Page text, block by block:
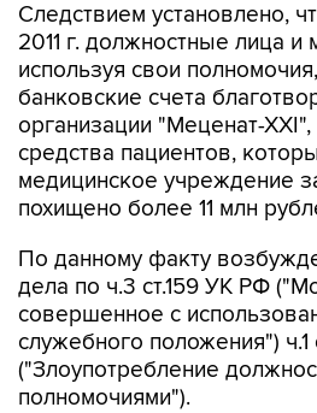
Следствием установлено,
2011 г. должностные лица и
используя свои
банковские счета
организации "Меценат-
средства пациентов,
медицинское учреждение
похищено более 11 млн
По данному факту
дела по ч.3 ст.159 УК РФ
совершенное с
служебного положения")
("Злоупотребление
полномочиями").